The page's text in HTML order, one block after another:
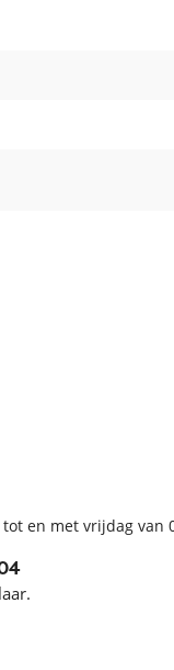
en met vrijdag van